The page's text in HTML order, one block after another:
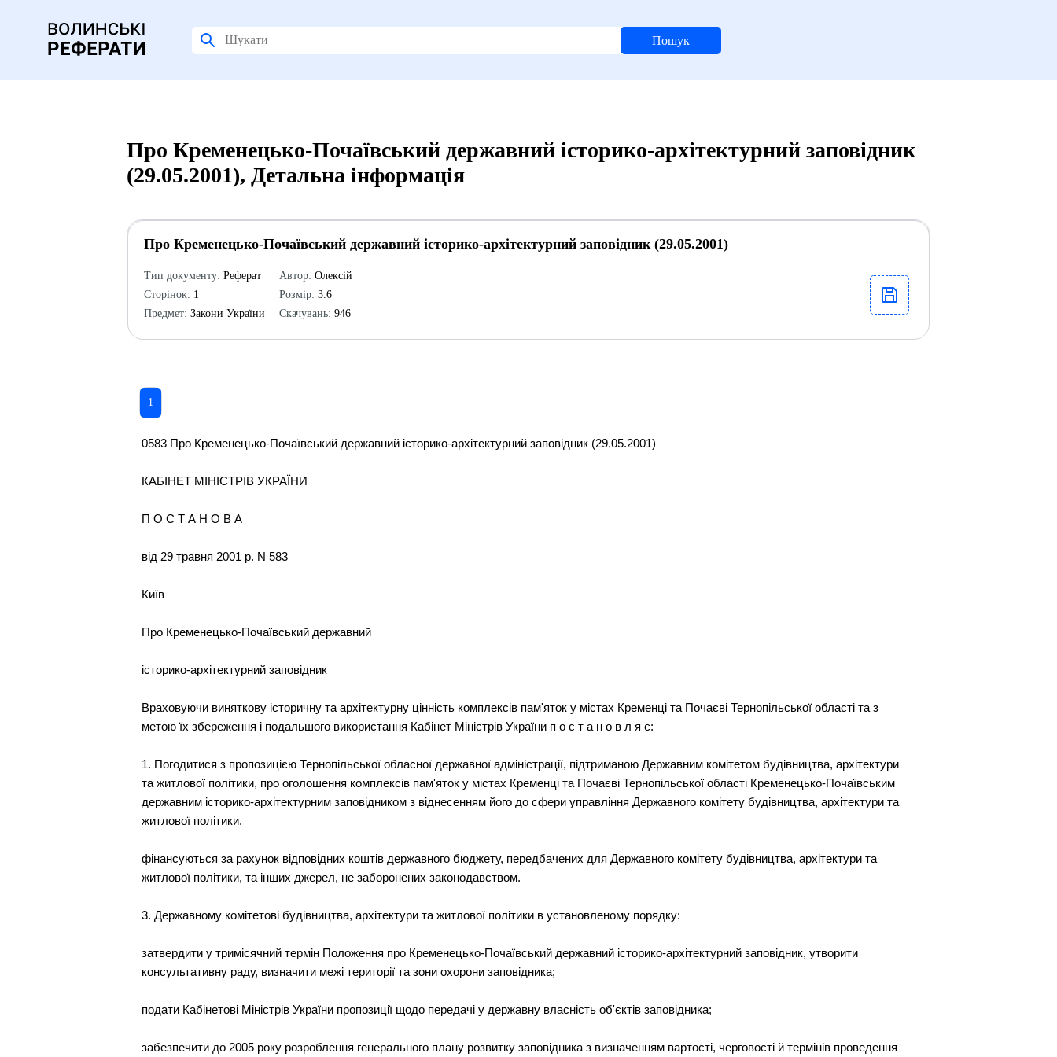
Пошук
Про Кременецько-Почаївський державний історико-архітектурний заповідник
(29.05.2001), Детальна інформація
Про Кременецько-Почаївський державний історико-архітектурний заповідник (29.05.2001)
Тип документу: Реферат
Сторінок: 1
Предмет: Закони України
Автор: Олексій
Розмір: 3.6
Скачувань: 946
1
0583 Про Кременецько-Почаївський державний історико-архітектурний заповідник (29.05.2001)
КАБІНЕТ МІНІСТРІВ УКРАЇНИ
П О С Т А Н О В А
від 29 травня 2001 р. N 583
Київ
Про Кременецько-Почаївський державний
історико-архітектурний заповідник
Враховуючи виняткову історичну та архітектурну цінність комплексів пам'яток у містах Кременці та Почаєві Тернопільської області та з
метою їх збереження і подальшого використання Кабінет Міністрів України п о с т а н о в л я є:
1. Погодитися з пропозицією Тернопільської обласної державної адміністрації, підтриманою Державним комітетом будівництва, архітектури
та житлової політики, про оголошення комплексів пам'яток у містах Кременці та Почаєві Тернопільської області Кременецько-Почаївським
державним історико-архітектурним заповідником з віднесенням його до сфери управління Державного комітету будівництва, архітектури та
житлової політики.
фінансуються за рахунок відповідних коштів державного бюджету, передбачених для Державного комітету будівництва, архітектури та
житлової політики, та інших джерел, не заборонених законодавством.
3. Державному комітетові будівництва, архітектури та житлової політики в установленому порядку:
затвердити у тримісячний термін Положення про Кременецько-Почаївський державний історико-архітектурний заповідник, утворити
консультативну раду, визначити межі території та зони охорони заповідника;
подати Кабінетові Міністрів України пропозиції щодо передачі у державну власність об'єктів заповідника;
забезпечити до 2005 року розроблення генерального плану розвитку заповідника з визначенням вартості, черговості й термінів проведення